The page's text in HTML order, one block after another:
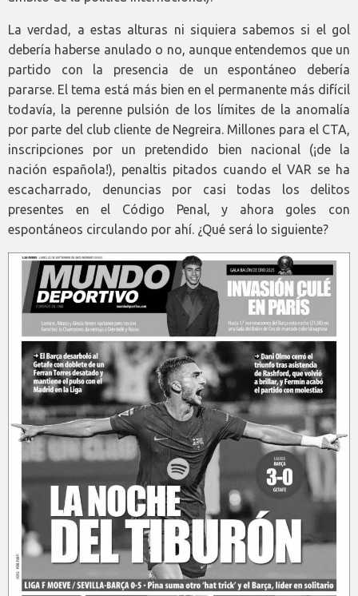
La verdad, a estas alturas ni siquiera sabemos si el gol
debería haberse anulado o no, aunque entendemos que un
partido con la presencia de un espontáneo debería
pararse. El tema está más bien en el permanente más difícil
todavía, la perenne pulsión de los límites de la anomalía
por parte del club cliente de Negreira. Millones para el CTA,
inscripciones por un pretendido bien nacional (¡de la
nación española!), penaltis pitados cuando el VAR se ha
escacharrado, denuncias por casi todas los delitos
presentes en el Código Penal, y ahora goles con
espontáneos circulando por ahí. ¿Qué será lo siguiente?